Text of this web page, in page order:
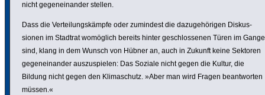
nicht gegen­ein­ander stellen.
Dass die Vertei­lungs­kämpfe oder zumindest die dazu­gehö­rigen Diskus­
sionen im Stadtrat womöglich bereits hinter geschlos­senen Türen im Gange
sind, klang in dem Wunsch von Hübner an, auch in Zukunft keine Sektoren
gegen­ein­ander auszu­spielen: Das Soziale nicht gegen die Kultur, die
Bildung nicht gegen den Klima­schutz. »Aber man wird Fragen beant­worten
müssen.«